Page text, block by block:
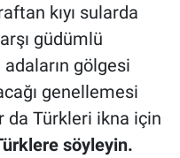
kıyı sularda
güdümlü
gölgesi
genellemesi
da Türkleri ikna için
söyleyin.